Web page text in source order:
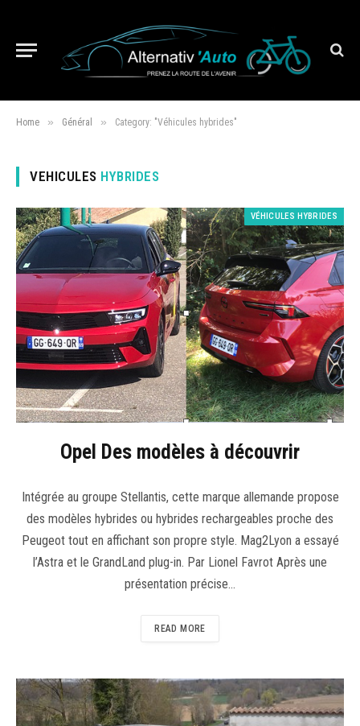
Home » Général » Category: "Véhicules hybrides"
VEHICULES HYBRIDES
VÉHICULES HYBRIDES
Opel Des modèles à découvrir
Intégrée au groupe Stellantis, cette marque allemande propose
des modèles hybrides ou hybrides rechargeables proche des
Peugeot tout en affichant son propre style. Mag2Lyon a essayé
l’Astra et le GrandLand plug-in. Par Lionel Favrot Après une
présentation précise…
READ MORE